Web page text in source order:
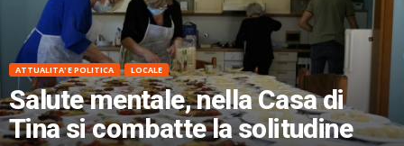
ATTUALITA' E POLITICA LOCALE
Salute mentale, nella Casa di
Tina si combatte la solitudine